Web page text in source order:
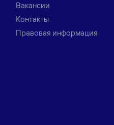
Вакансии
Контакты
Правовая информация